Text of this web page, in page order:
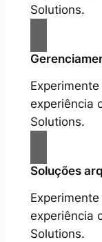
Solutions.
experiência
Solutions.
Soluções
experiência
Solutions.